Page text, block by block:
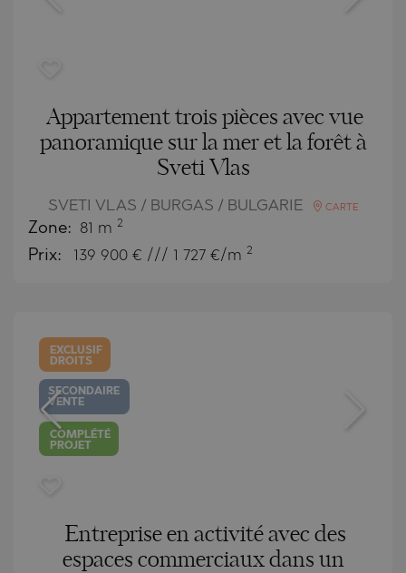
Appartement trois pièces avec vue
panoramique sur la mer et la forêt à
Sveti Vlas
SVETI VLAS / BURGAS / BULGARIE CARTE
Zone: 81 m 2
Prix: 139 900 € /// 1 727 €/m 2
EXCLUSIF
DROITS
SECONDAIRE
VENTE
COMPLÉTÉ
PROJET
Entreprise en activité avec des
espaces commerciaux dans un